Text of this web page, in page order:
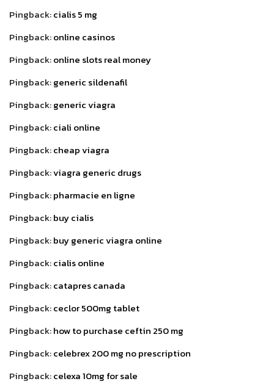
Pingback:cialis 5 mg
Pingback:online casinos
Pingback:online slots real money
Pingback:generic sildenafil
Pingback:generic viagra
Pingback:ciali online
Pingback:cheap viagra
Pingback:viagra generic drugs
Pingback:pharmacie en ligne
Pingback:buy cialis
Pingback:buy generic viagra online
Pingback:cialis online
Pingback:catapres canada
Pingback:ceclor 500mg tablet
Pingback:how to purchase ceftin 250 mg
Pingback:celebrex 200 mg no prescription
Pingback:celexa 10mg for sale